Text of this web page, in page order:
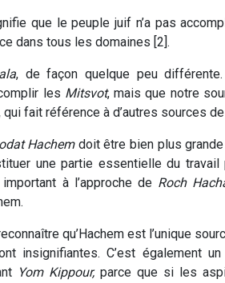
que le peuple juif n’a pas
dans tous les domaines [2].
, de façon quelque peu
les Mitsvot, mais que notre
fait référence à d’autres sources
Hachemdoit être bien plus
une partie essentielle du travail
à l’approche de Roch
qu’Hachem est l’unique
insignifiantes. C’est également un
Yom Kippour,parce que si les